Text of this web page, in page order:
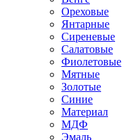
Ореховые
Янтарные
Сиреневые
Салатовые
Фиолетовые
Мятные
Золотые
Синие
Материал
МДФ
Эмаль